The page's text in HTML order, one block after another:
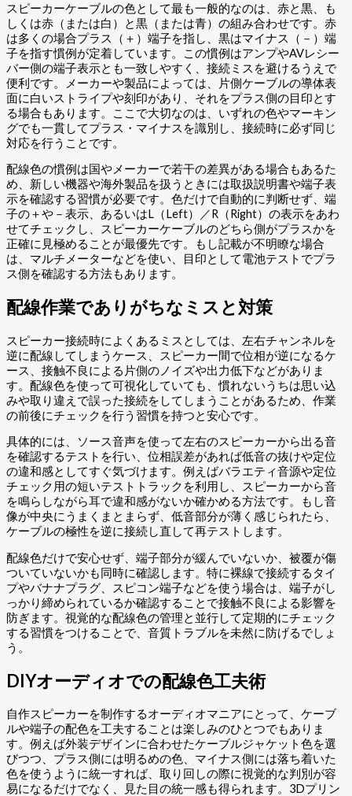
スピーカーケーブルの色として最も一般的なのは、赤と黒、も
しくは赤（または白）と黒（または青）の組み合わせです。赤
は多くの場合プラス（＋）端子を指し、黒はマイナス（－）端
子を指す慣例が定着しています。この慣例はアンプやAVレシー
バー側の端子表示とも一致しやすく、接続ミスを避けるうえで
便利です。メーカーや製品によっては、片側ケーブルの導体表
面に白いストライプや刻印があり、それをプラス側の目印とす
る場合もあります。ここで大切なのは、いずれの色やマーキン
グでも一貫してプラス・マイナスを識別し、接続時に必ず同じ
対応を行うことです。
配線色の慣例は国やメーカーで若干の差異がある場合もあるた
め、新しい機器や海外製品を扱うときには取扱説明書や端子表
示を確認する習慣が必要です。色だけで自動的に判断せず、端
子の＋や－表示、あるいはL（Left）／R（Right）の表示をあわ
せてチェックし、スピーカーケーブルのどちら側がプラスかを
正確に見極めることが最優先です。もし記載が不明瞭な場合
は、マルチメーターなどを使い、目印として電池テストでプラ
ス側を確認する方法もあります。
配線作業でありがちなミスと対策
スピーカー接続時によくあるミスとしては、左右チャンネルを
逆に配線してしまうケース、スピーカー間で位相が逆になるケ
ース、接触不良による片側のノイズや出力低下などがありま
す。配線色を使って可視化していても、慣れないうちは思い込
みや取り違えで誤った接続をしてしまうことがあるため、作業
の前後にチェックを行う習慣を持つと安心です。
具体的には、ソース音声を使って左右のスピーカーから出る音
を確認するテストを行い、位相誤差があれば低音の抜けや定位
の違和感としてすぐ気づけます。例えばバラエティ音源や定位
チェック用の短いテストトラックを利用し、スピーカーから音
を鳴らしながら耳で違和感がないか確かめる方法です。もし音
像が中央にうまくまとまらず、低音部分が薄く感じられたら、
ケーブルの極性を逆に接続し直して再テストします。
配線色だけで安心せず、端子部分が緩んでいないか、被覆が傷
ついていないかも同時に確認します。特に裸線で接続するタイ
プやバナナプラグ、スピコン端子などを使う場合は、端子がし
っかり締められているか確認することで接触不良による影響を
防ぎます。視覚的な配線色の管理と並行して定期的にチェック
する習慣をつけることで、音質トラブルを未然に防げるでしょ
う。
DIYオーディオでの配線色工夫術
自作スピーカーを制作するオーディオマニアにとって、ケーブ
ルや端子の配色を工夫することは楽しみのひとつでもありま
す。例えば外装デザインに合わせたケーブルジャケット色を選
びつつ、プラス側には明るめの色、マイナス側には落ち着いた
色を使うように統一すれば、取り回しの際に視覚的な判別が容
易になるだけでなく、見た目の統一感も得られます。3Dプリン